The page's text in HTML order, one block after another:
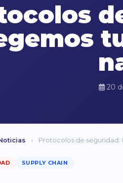
20
› Protocolos de seguridad:
SUPPLY CHAIN